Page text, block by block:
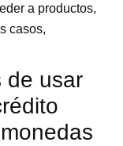
a productos,
casos,
de usar